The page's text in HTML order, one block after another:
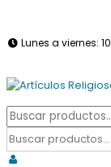
contenido
Lunes a viernes:
Artículos
Tienda online
religiosos
Buscar
por:
Buscar